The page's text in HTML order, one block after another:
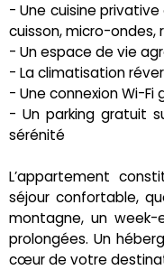
- Une cuisine
cuisson, micro-ondes,
- Un espace de vie
- La climatisation
- Une connexion Wi-Fi
- Un parking gratuit
sérénité
L’appartement
séjour confortable,
montagne, un
prolongées. Un
cœur de votre